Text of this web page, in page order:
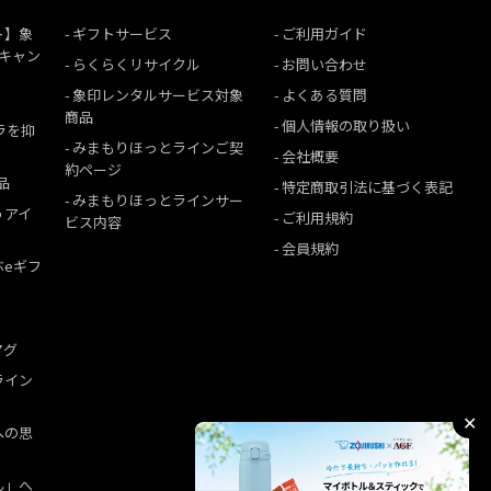
】象
ャン
を抑
イ
ギフ
グ
ン
の思
」へ
ギフトサービス
らくらくリサイクル
象印レンタルサービス対象
商品
みまもりほっとラインご契
約ページ
みまもりほっとラインサー
ビス内容
ご利用ガイド
お問い合わせ
よくある質問
個人情報の取り扱い
会社概要
特定商取引法に基づく表記
ご利用規約
会員規約
✕